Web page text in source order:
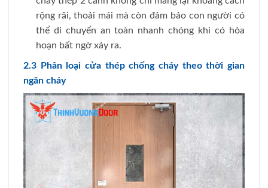
rộng rãi, thoải mái mà còn đảm bảo con người có
thể di chuyển an toàn nhanh chóng khi có hỏa
hoạn bất ngờ xảy ra.
2.3 Phân loại cửa thép chống cháy theo thời gian
ngăn cháy